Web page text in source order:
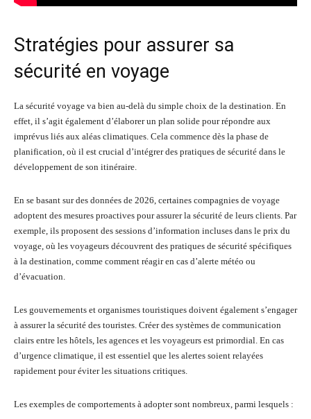
Stratégies pour assurer sa
sécurité en voyage
La sécurité voyage va bien au-delà du simple choix de la destination. En
effet, il s’agit également d’élaborer un plan solide pour répondre aux
imprévus liés aux aléas climatiques. Cela commence dès la phase de
planification, où il est crucial d’intégrer des pratiques de sécurité dans le
développement de son itinéraire.
En se basant sur des données de 2026, certaines compagnies de voyage
adoptent des mesures proactives pour assurer la sécurité de leurs clients. Par
exemple, ils proposent des sessions d’information incluses dans le prix du
voyage, où les voyageurs découvrent des pratiques de sécurité spécifiques
à la destination, comme comment réagir en cas d’alerte météo ou
d’évacuation.
Les gouvernements et organismes touristiques doivent également s’engager
à assurer la sécurité des touristes. Créer des systèmes de communication
clairs entre les hôtels, les agences et les voyageurs est primordial. En cas
d’urgence climatique, il est essentiel que les alertes soient relayées
rapidement pour éviter les situations critiques.
Les exemples de comportements à adopter sont nombreux, parmi lesquels :